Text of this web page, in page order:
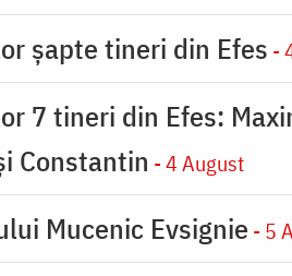
şapte tineri din Efes -
7 tineri din Efes:
Constantin - 4 August
Mucenic Evsignie - 5